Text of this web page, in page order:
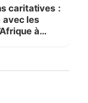
caritatives :
avec les
à